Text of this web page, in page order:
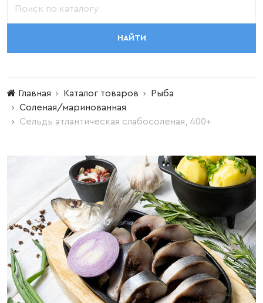
НАЙТИ
Главная Каталог товаров
Рыба
Соленая/маринованная
Сельдь атлантическая слабосоленая, 400+